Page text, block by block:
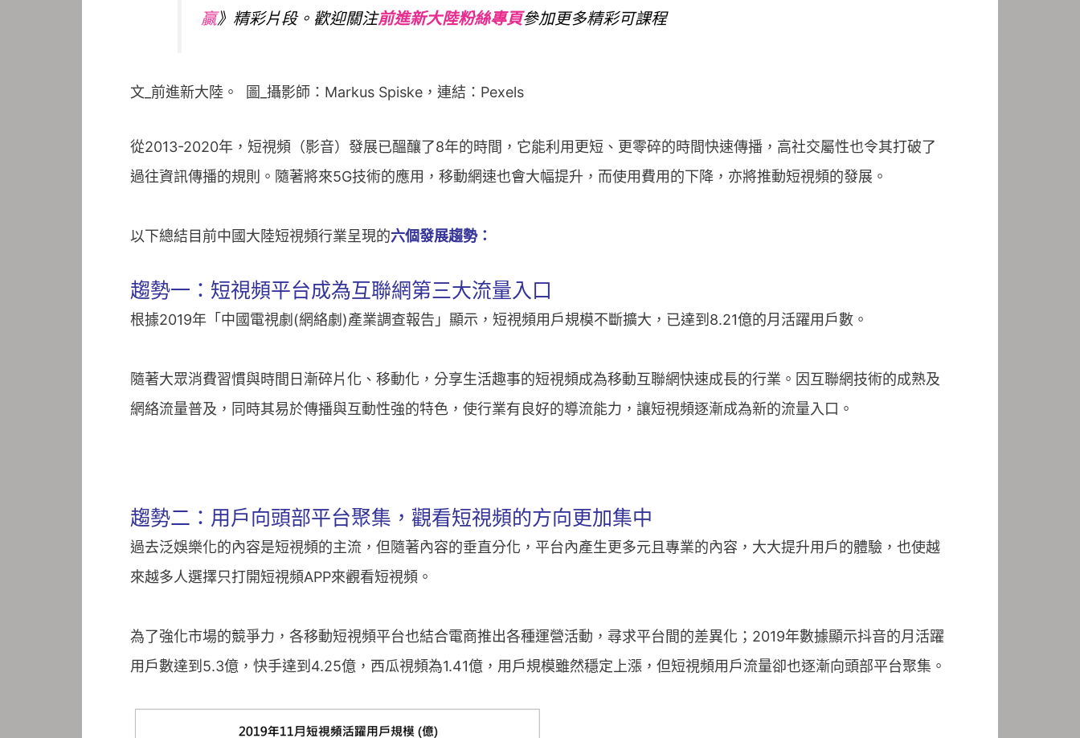
贏》精彩片段。歡迎關注前進新大陸粉絲專頁參加更多精彩可課程
文_前進新大陸。 圖_攝影師：Markus Spiske，連結：Pexels
從2013-2020年，短視頻（影音）發展已醞釀了8年的時間，它能利用更短、更零碎的時間快速傳播，高社交屬性也令其打破了
過往資訊傳播的規則。隨著將來5G技術的應用，移動網速也會大幅提升，而使用費用的下降，亦將推動短視頻的發展。
以下總結目前中國大陸短視頻行業呈現的六個發展趨勢：
趨勢一：短視頻平台成為互聯網第三大流量入口
根據2019年「中國電視劇(網絡劇)產業調查報告」顯示，短視頻用戶規模不斷擴大，已達到8.21億的月活躍用戶數。
隨著大眾消費習慣與時間日漸碎片化、移動化，分享生活趣事的短視頻成為移動互聯網快速成長的行業。因互聯網技術的成熟及
網絡流量普及，同時其易於傳播與互動性強的特色，使行業有良好的導流能力，讓短視頻逐漸成為新的流量入口。
趨勢二：用戶向頭部平台聚集，觀看短視頻的方向更加集中
過去泛娛樂化的內容是短視頻的主流，但隨著內容的垂直分化，平台內產生更多元且專業的內容，大大提升用戶的體驗，也使越
來越多人選擇只打開短視頻APP來觀看短視頻。
為了強化市場的競爭力，各移動短視頻平台也結合電商推出各種運營活動，尋求平台間的差異化；2019年數據顯示抖音的月活躍
用戶數達到5.3億，快手達到4.25億，西瓜視頻為1.41億，用戶規模雖然穩定上漲，但短視頻用戶流量卻也逐漸向頭部平台聚集。